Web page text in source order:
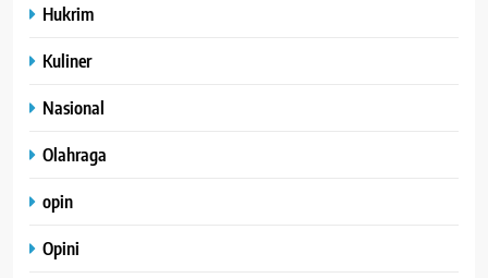
Hukrim
Kuliner
Nasional
Olahraga
opin
Opini